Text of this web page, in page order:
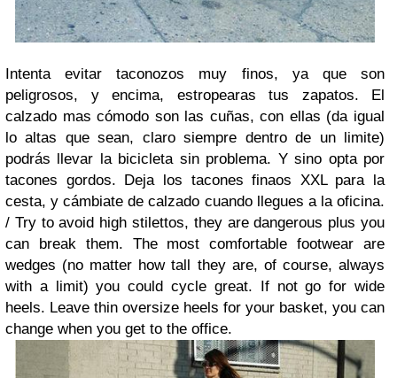
Intenta evitar taconozos muy finos, ya que son
peligrosos, y encima, estropearas tus zapatos. El
calzado mas cómodo son las cuñas, con ellas (da igual
lo altas que sean, claro siempre dentro de un limite)
podrás llevar la bicicleta sin problema. Y sino opta por
tacones gordos. Deja los tacones finaos XXL para la
cesta, y cámbiate de calzado cuando llegues a la oficina.
/ Try to avoid high stilettos, they are dangerous plus you
can break them. The most comfortable footwear are
wedges (no matter how tall they are, of course, always
with a limit) you could cycle great. If not go for wide
heels. Leave thin oversize heels for your basket, you can
change when you get to the office.